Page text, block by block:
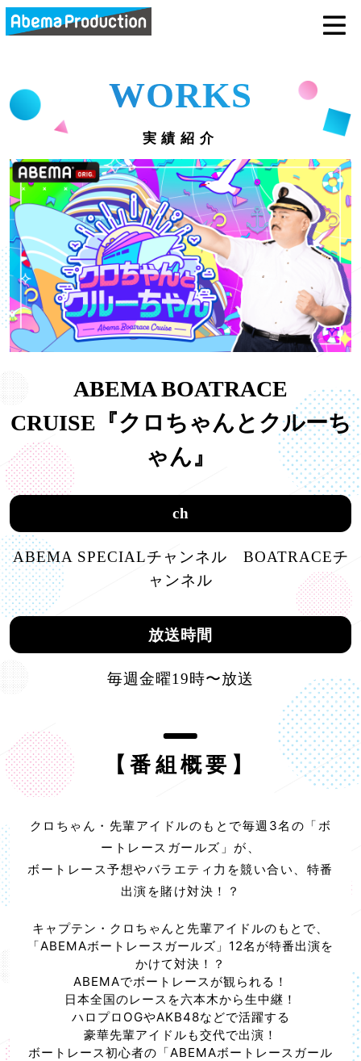
WORKS
実績紹介
ABEMA BOATRACE
CRUISE『クロちゃんとクルーち
ゃん』
ch
ABEMA SPECIALチャンネル BOATRACEチ
ャンネル
放送時間
毎週金曜19時〜放送
【番組概要】
クロちゃん・先輩アイドルのもとで毎週3名の「ボ
ートレースガールズ」が、
ボートレース予想やバラエティ力を競い合い、特番
出演を賭け対決！？
キャプテン・クロちゃんと先輩アイドルのもとで、
「ABEMAボートレースガールズ」12名が特番出演を
かけて対決！？
ABEMAでボートレースが観られる！
日本全国のレースを六本木から生中継！
ハロプロOGやAKB48などで活躍する
豪華先輩アイドルも交代で出演！
ボートレース初心者の「ABEMAボートレースガール